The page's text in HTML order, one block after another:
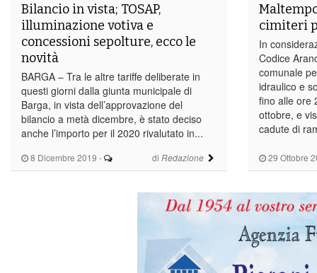
8 Dicembre 2019 - di Redazione
Bilancio in vista; TOSAP,
illuminazione votiva e
concessioni sepolture, ecco le
novità
BARGA – Tra le altre tariffe deliberate in
questi giorni dalla giunta municipale di
Barga, in vista dell’approvazione del
bilancio a metà dicembre, è stato deciso
anche l’importo per il 2020 rivalutato in...
29 Ottobre
cimiteri
In
Codice
comunale
idraulico e
fino alle ore
ottobre, e
cadute di